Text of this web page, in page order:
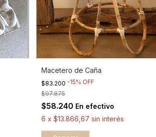
Macetero de Caña
$83.200 -15% OFF
$97.875
$58.240 En efectivo
6 x$13.866,67 sin interés